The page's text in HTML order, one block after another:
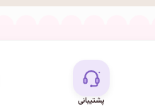
پشتیبانی